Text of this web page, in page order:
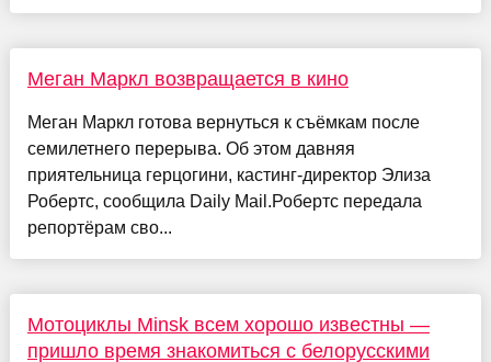
Меган Маркл возвращается в кино
Меган Маркл готова вернуться к съёмкам после
семилетнего перерыва. Об этом давняя
приятельница герцогини, кастинг-директор Элиза
Робертс, сообщила Daily Mail.Робертс передала
репортёрам сво...
Мотоциклы Minsk всем хорошо известны —
пришло время знакомиться с белорусскими